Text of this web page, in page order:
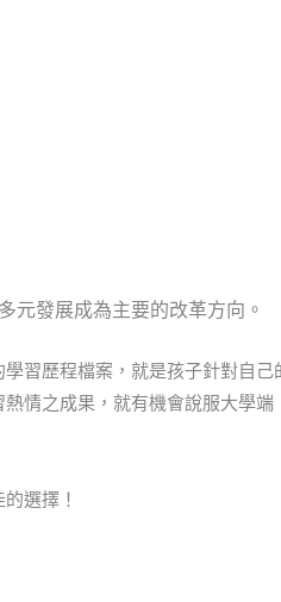
元發展成為主要的改革方向。
習歷程檔案，就是孩子針對自
情之成果，就有機會說服大學
選擇！